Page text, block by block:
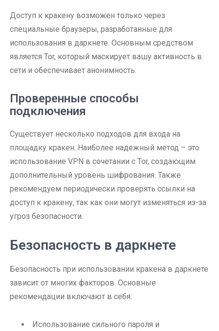
Доступ к кракену возможен только через
специальные браузеры, разработанные для
использования в даркнете. Основным средством
является Tor, который маскирует вашу активность в
сети и обеспечивает анонимность.
Проверенные способы
подключения
Существует несколько подходов для входа на
площадку кракен. Наиболее надежный метод – это
использование VPN в сочетании с Tor, создающим
дополнительный уровень шифрования. Также
рекомендуем периодически проверять ссылки на
доступ к кракену, так как они могут изменяться из-за
угроз безопасности.
Безопасность в даркнете
Безопасность при использовании кракена в даркнете
зависит от многих факторов. Основные
рекомендации включают в себя:
Использование сильного пароля и